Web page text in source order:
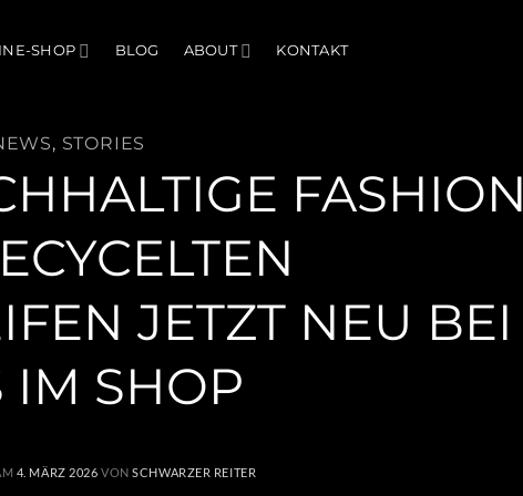
SHOP BLOG ABOUT KONTAKT
, STORIES
FASHION
JETZT NEU BEI
IM SHOP
4. MÄRZ 2026 VONSCHWARZER REITER